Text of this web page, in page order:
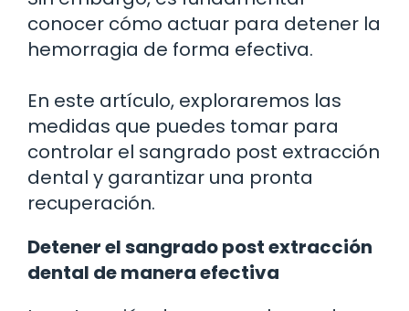
conocer cómo actuar para detener la
hemorragia de forma efectiva.
En este artículo, exploraremos las
medidas que puedes tomar para
controlar el sangrado post extracción
dental y garantizar una pronta
recuperación.
Detener el sangrado post extracción
dental de manera efectiva